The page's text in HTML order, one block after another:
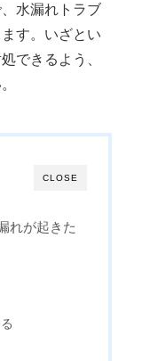
水漏れトラブ
す。いざとい
できるよう、
CLOSE
れが起きた